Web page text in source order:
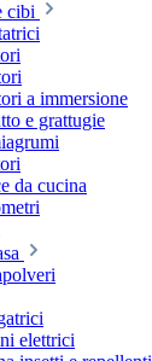
cibi
a immersione
e grattugie
da cucina
elettrici